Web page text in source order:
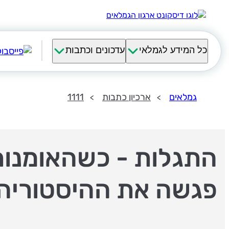
כל המידע לגמלאי עדכונים וכתבות
גמלאים ארכיון כתבות 1111
התגלות -
פגשה את